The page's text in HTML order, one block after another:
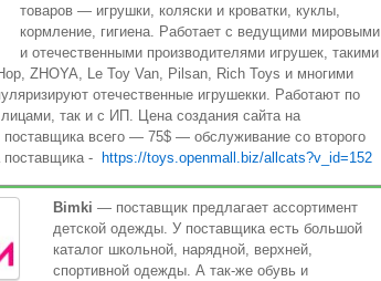
товаров — игрушки, коляски и кроватки, куклы,
кормление, гигиена. Работает с ведущими мировыми
и отечественными производителями игрушек, такими
ZHOYA, Le Toy Van, Pilsan, Rich Toys и многими
отечественные игрушекки. Работают по
так и с ИП. Цена создания сайта на
поставщика всего — 75$ — обслуживание со второго
- https://toys.openmall.biz/allcats?v_id=152
Bimki — поставщик предлагает ассортимент
детской одежды. У поставщика есть большой
каталог школьной, нарядной, верхней,
спортивной одежды. А так-же обувь и